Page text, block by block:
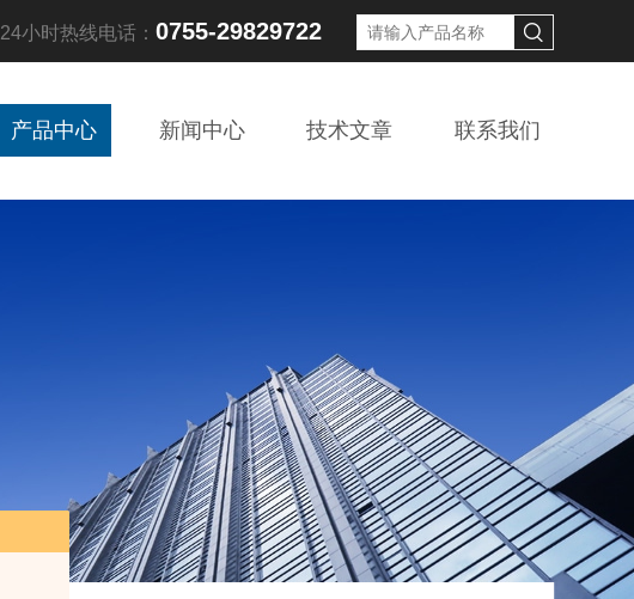
24小时热线电话： 0755-29829722
产品中心 新闻中心 技术文章 联系我们